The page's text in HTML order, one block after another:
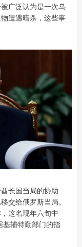
广泛认为是一次乌
遭遇暗杀，这些事
长国当局的协助
交给俄罗斯当局。
这名现年六旬中
基辅特勤部门的指